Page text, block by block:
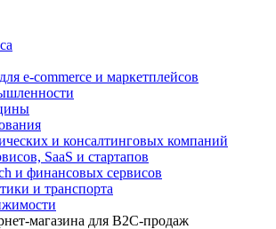
e-commerce и маркетплейсов
и консалтинговых компаний
SaaS и стартапов
и финансовых сервисов
и транспорта
магазина для B2C-продаж